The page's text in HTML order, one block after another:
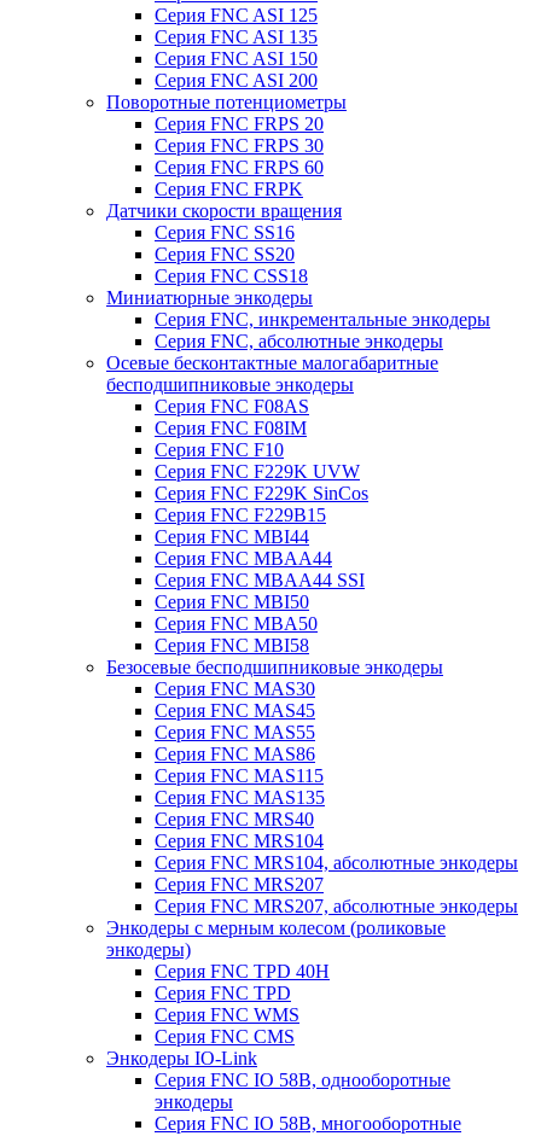
Серия FNC ASI 125
Серия FNC ASI 135
Серия FNC ASI 150
Серия FNC ASI 200
Поворотные потенциометры
Серия FNC FRPS 20
Серия FNC FRPS 30
Серия FNC FRPS 60
Серия FNC FRPK
Датчики скорости вращения
Серия FNC SS16
Серия FNC SS20
Серия FNC CSS18
Миниатюрные энкодеры
Серия FNC, инкрементальные энкодеры
Серия FNC, абсолютные энкодеры
Осевые бесконтактные малогабаритные
бесподшипниковые энкодеры
Серия FNC F08AS
Серия FNC F08IM
Серия FNC F10
Серия FNC F229K UVW
Серия FNC F229K SinCos
Серия FNC F229B15
Серия FNC MBI44
Серия FNC MBAA44
Серия FNC MBAA44 SSI
Серия FNC MBI50
Серия FNC MBA50
Серия FNC MBI58
Безосевые бесподшипниковые энкодеры
Серия FNC MAS30
Серия FNC MAS45
Серия FNC MAS55
Серия FNC MAS86
Серия FNC MAS115
Серия FNC MAS135
Серия FNC MRS40
Серия FNC MRS104
Серия FNC MRS104, абсолютные энкодеры
Серия FNC MRS207
Серия FNC MRS207, абсолютные энкодеры
Энкодеры с мерным колесом (роликовые
энкодеры)
Серия FNC TPD 40H
Серия FNC TPD
Серия FNC WMS
Серия FNC CMS
Энкодеры IO-Link
Серия FNC IO 58B, однооборотные
энкодеры
Серия FNC IO 58B, многооборотные